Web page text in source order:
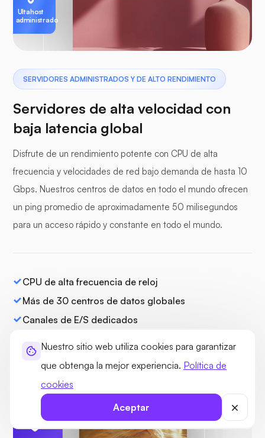
Nuestro sitio web utiliza cookies para garantizar
que obtenga la mejor experiencia. Política de
cookies
Aceptar
SERVIDORES ADMINISTRADOS Y DE ALTO RENDIMIENTO
Servidores de alta velocidad con
baja latencia global
Disfrute de un rendimiento potente con CPU de alta
frecuencia y velocidades de red bajo demanda de hasta 10
Gbps. Nuestros centros de datos en todo el mundo ofrecen
un ping promedio de aproximadamente 50 milisegundos
para un acceso rápido y constante en todo el mundo.
CPU de alta frecuencia de reloj
Más de 30 centros de datos globales
Canales de E/S dedicados
Ultahost
administrado